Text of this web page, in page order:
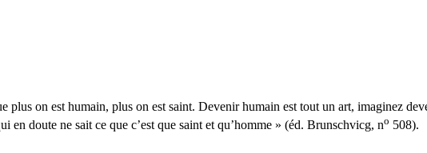
plus on est humain, plus on est saint. Devenir humain est tout un art, imaginez
en doute ne sait ce que c’est que saint et qu’homme » (éd. Brunschvicg, no 508).